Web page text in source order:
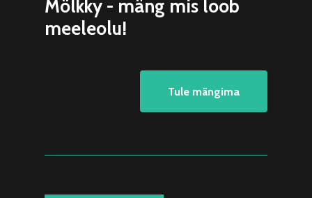
Mölkky - mäng mis loob
meeleolu!
Tule mängima